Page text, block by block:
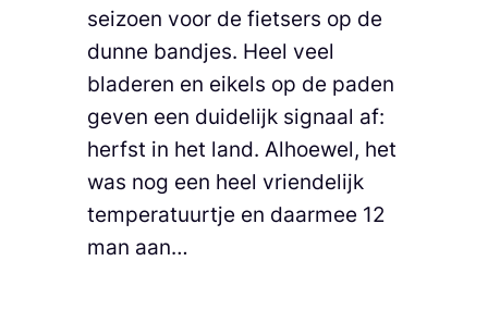
seizoen voor de fietsers op de
dunne bandjes. Heel veel
bladeren en eikels op de paden
geven een duidelijk signaal af:
herfst in het land. Alhoewel, het
was nog een heel vriendelijk
temperatuurtje en daarmee 12
man aan…